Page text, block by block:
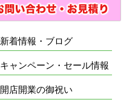
新着情報・ブログ
キャンペーン・セール情報
開店開業の御祝い